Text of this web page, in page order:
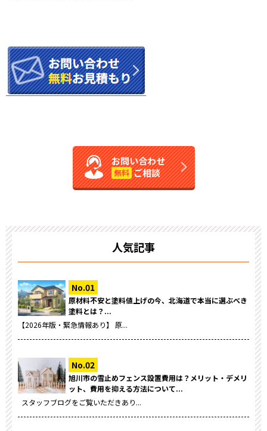
お問い合わせ
無料 ご相談
人気記事
原材料不安と塗料値上げの今、北海道で本当に選ぶべき
塗料とは？...
【2026年版・緊急情報あり】 原...
旭川市の雪止めフェンス設置費用は？メリット・デメリ
ット、費用を抑える方法について...
スタッフブログをご覧いただきあり...